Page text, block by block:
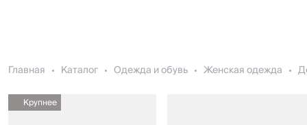
Главная Каталог Одежда и обувь Женская одежда
Крупнее